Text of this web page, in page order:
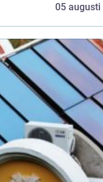
05 augusti